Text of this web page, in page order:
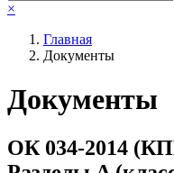
×
Главная
Документы
Документы
ОК 034-2014